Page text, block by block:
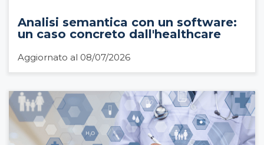
Analisi semantica con un software:
un caso concreto dall'healthcare
Aggiornato al 08/07/2026